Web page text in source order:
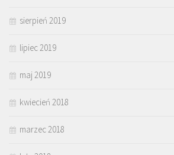
sierpień 2019
lipiec 2019
maj 2019
kwiecień 2018
marzec 2018